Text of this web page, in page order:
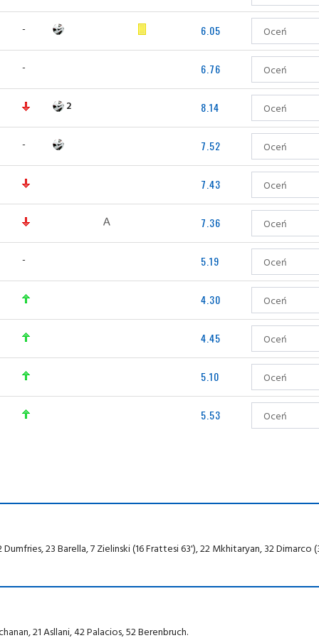
- 6.05
- 6.76
2 8.14
- 7.52
7.43
7.36
- 5.19
4.30
4.45
5.10
5.53
23 Barella, 7 Zielinski (16 Frattesi 63'), 22 Mkhitaryan, 32 Dimarco
21 Asllani, 42 Palacios, 52 Berenbruch.